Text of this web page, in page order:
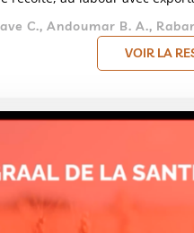
C., Andoumar B. A.,
VOIR LA